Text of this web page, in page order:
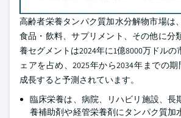
高齢者栄養タンパク質加水分解物市場は
食品・飲料、サプリメント、その他に分
養セグメントは2024年に1億8000万ドルの
ェアを占め、2025年から2034年までの期
成長すると予測されています。
臨床栄養は、病院、リハビリ施設、長
養補助剤や経管栄養剤にタンパク質加